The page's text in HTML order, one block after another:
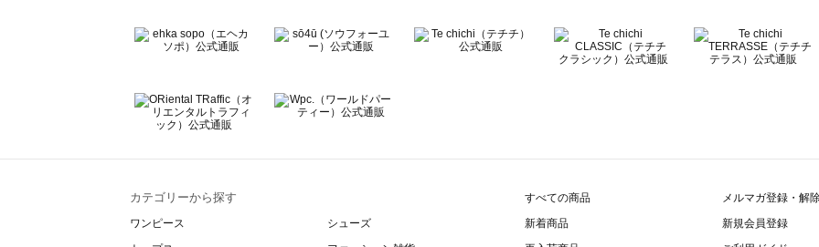
カテゴリーから探す
ワンピース
シューズ
すべての商品
新着商品
メルマガ登録・解
新規会員登録